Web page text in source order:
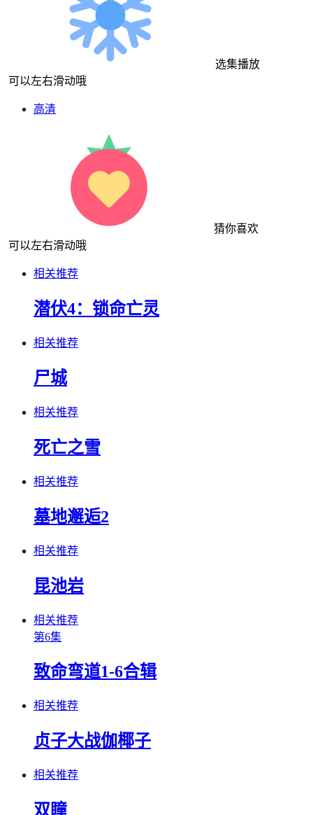
选集播放
可以左右滑动哦
高清
猜你喜欢
可以左右滑动哦
相关推荐
潜伏4：锁命亡灵
相关推荐
尸城
相关推荐
死亡之雪
相关推荐
墓地邂逅2
相关推荐
昆池岩
相关推荐
第6集
致命弯道1-6合辑
相关推荐
贞子大战伽椰子
相关推荐
双瞳